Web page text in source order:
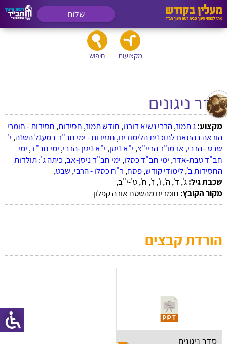
שלום
מקצועות חיפוש
סדר ניגונים
מקצוע:ג תמוז,הרבי נשיא דורנו, חודש תמוז, חסידות, חסידות - חומרי
הוראה בהתאם לתוכנית הלימודים, חסידות - ימי חב"ד במעגל השנה, י'
שבט - הרבי, אדמו"ר הריי"צ, י"א ניסן, י"א ניסן -הרבי, ימי חב"ד, ימי
חב"ד טבת-אדר, ימי חב"ד כסלו, ימי חב"ד ניסן-אב, כיתה ג': תולדות
החסידות ב',לימודי קודש,פסח, ר"ח כסלו - הרבי, שבט,
שכבת גיל:ג', ד', ה', ו', ז', ח', ט'-י"ב,
מקור הקובץ: חומרים מהשטח אורה קפלון
הורדת קבצים
סדר ניגונים